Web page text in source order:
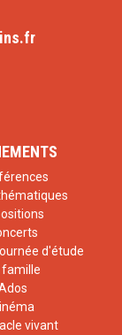
d'étude
famille
vivant